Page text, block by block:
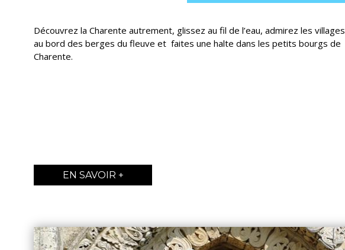
Découvrez la Charente autrement, glissez au fil de l’eau, admirez les villages
au bord des berges du fleuve et faites une halte dans les petits bourgs de
Charente.
EN SAVOIR +